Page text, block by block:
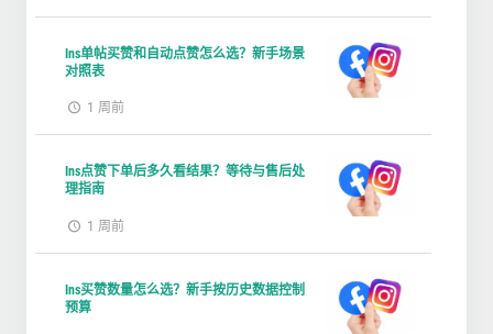
Ins单帖买赞和自动点赞怎么选？新手场景
对照表
1 周前
Ins点赞下单后多久看结果？等待与售后处
理指南
1 周前
Ins买赞数量怎么选？新手按历史数据控制
预算